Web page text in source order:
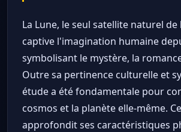
La Lune, le seul satellite naturel de
captive l'imagination humaine
symbolisant le mystère, la
Outre sa pertinence culturelle et
étude a été fondamentale pour
cosmos et la planète elle-même.
approfondit ses caractéristiques